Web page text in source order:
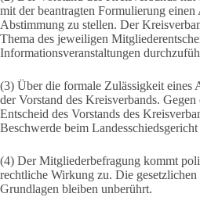
mit der beantragten Formulierung
Abstimmung zu stellen. Der
Thema des jeweiligen
Informationsveranstaltungen
(3) Über die formale Zulässigkeit eines
der Vorstand des Kreisverbands. Gegen
Entscheid des Vorstands des
Beschwerde beim
(4) Der Mitgliederbefragung kommt
rechtliche Wirkung zu. Die gesetzlichen
Grundlagen bleiben unberührt.